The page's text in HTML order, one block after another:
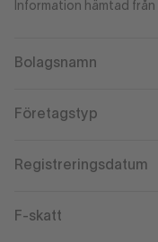
Information hämtad från
Bolagsnamn
Företagstyp
Registreringsdatum
F-skatt